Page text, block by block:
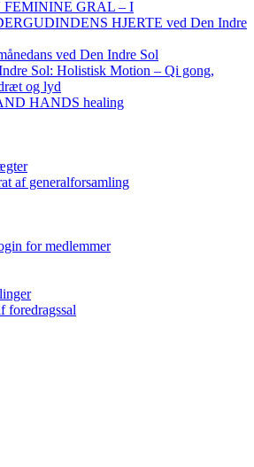
FEMININE GRAL – I
HJERTE ved Den Indre
ved Den Indre Sol
Sol: Holistisk Motion – Qi gong,
og lyd
HANDS healing
af generalforsamling
for medlemmer
foredragssal